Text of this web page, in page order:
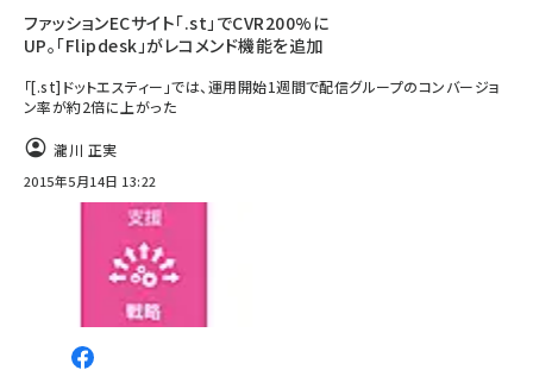
ファッションECサイト「.st」でCVR200%に
UP。「Flipdesk」がレコメンド機能を追加
「[.st]ドットエスティー」では、運用開始1週間で配信グループのコンバージョ
ン率が約2倍に上がった
瀧川 正実
2015年5月14日 13:22